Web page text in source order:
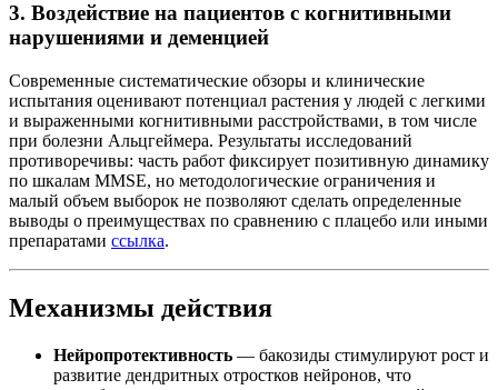
3. Воздействие на пациентов с когнитивными
нарушениями и деменцией
Современные систематические обзоры и клинические
испытания оценивают потенциал растения у людей с легкими
и выраженными когнитивными расстройствами, в том числе
при болезни Альцгеймера. Результаты исследований
противоречивы: часть работ фиксирует позитивную динамику
по шкалам MMSE, но методологические ограничения и
малый объем выборок не позволяют сделать определенные
выводы о преимуществах по сравнению с плацебо или иными
препаратами ссылка.
Механизмы действия
Нейропротективность — бакозиды стимулируют рост и
развитие дендритных отростков нейронов, что